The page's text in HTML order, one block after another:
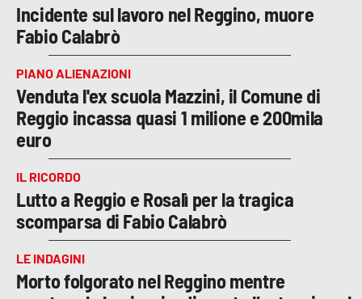
Incidente sul lavoro nel Reggino, muore
Fabio Calabrò
PIANO ALIENAZIONI
Venduta l'ex scuola Mazzini, il Comune di
Reggio incassa quasi 1 milione e 200mila
euro
IL RICORDO
Lutto a Reggio e Rosalì per la tragica
scomparsa di Fabio Calabrò
LE INDAGINI
Morto folgorato nel Reggino mentre